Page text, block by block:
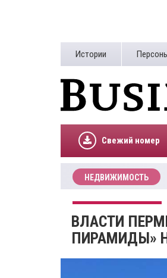
Истории
Свежий номер
НЕДВИЖИМОСТЬ
​ВЛАСТИ
ПИРАМИДЫ»